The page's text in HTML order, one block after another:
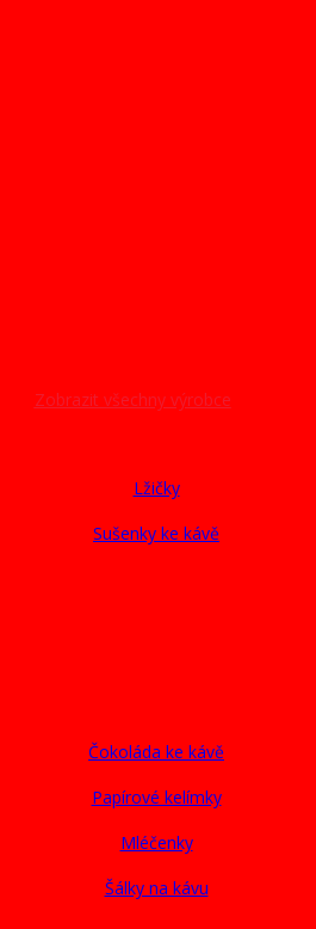
Zobrazit všechny výrobce
Lžičky
Sušenky ke kávě
Čokoláda ke kávě
Papírové kelímky
Mléčenky
Šálky na kávu